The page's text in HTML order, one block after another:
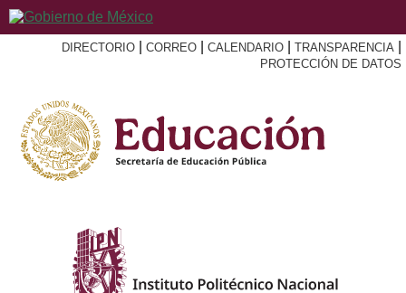
DIRECTORIO CORREO CALENDARIO TRANSPARENCIA
PROTECCIÓN DE DATOS